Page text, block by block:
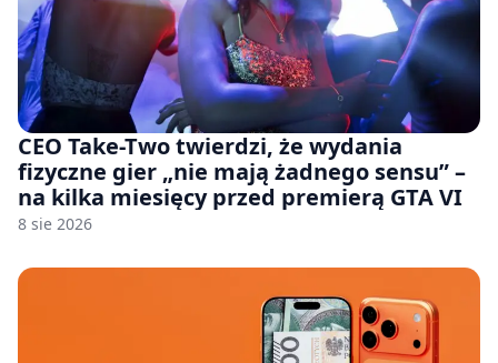
CEO Take-Two twierdzi, że wydania
fizyczne gier „nie mają żadnego sensu” –
na kilka miesięcy przed premierą GTA VI
8 sie 2026